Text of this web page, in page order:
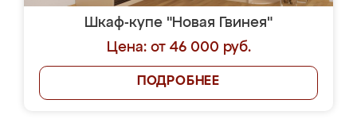
Шкаф-купе "Новая Гвинея"
Цена: от 46 000 руб.
ПОДРОБНЕЕ